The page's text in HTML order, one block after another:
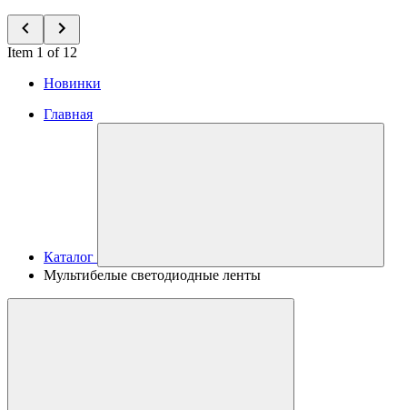
Item 1 of 12
Новинки
Главная
Каталог
Мультибелые светодиодные ленты